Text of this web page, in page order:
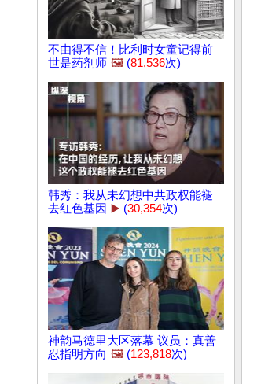
不由得不信！比利时女童记得前
世是药剂师 🖼️ (81,536次)
韩秀：我从未幻想中共政权能褪
去红色基因 ▶️ (30,354次)
神韵马德里大区落幕 议员：真善
忍指明方向 🖼️ (123,818次)